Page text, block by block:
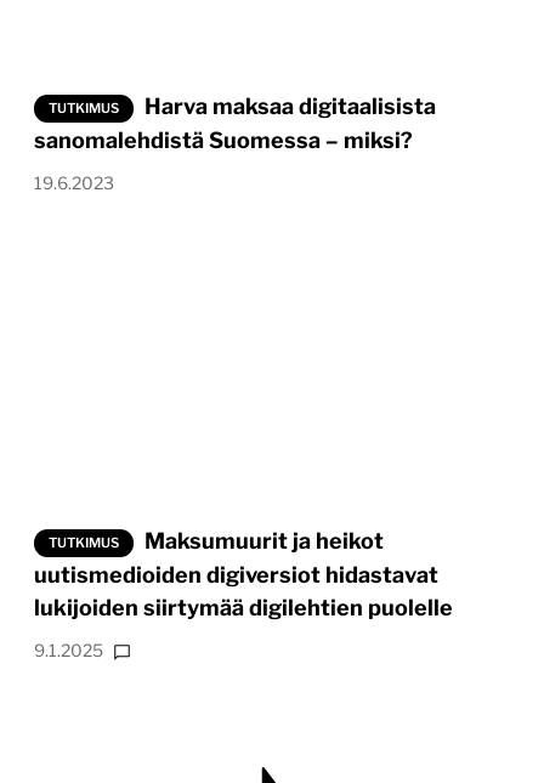
TUTKIMUS
Harva maksaa digitaalisista
sanomalehdistä Suomessa – miksi?
19.6.2023
TUTKIMUS
Maksumuurit ja heikot
uutismedioiden digiversiot hidastavat
lukijoiden siirtymää digilehtien puolelle
9.1.2025